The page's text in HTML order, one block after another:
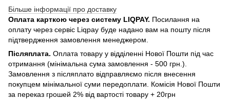
Більше інформації про доставку
Оплата карткою через систему LIQPAY. Посилання на
оплату через сервіс Liqpay буде надано вам на пошту після
підтвердження замовлення менеджером.
Післяплата. Оплата товару у відділенні Нової Пошти під час
отримання (мінімальна сума замовлення - 500 грн.).
Замовлення з післяплато відправляємо після внесення
покупцем мінімальної суми передоплати. Комісія Нової Пошти
за переказ грошей 2% від вартості товару + 20грн